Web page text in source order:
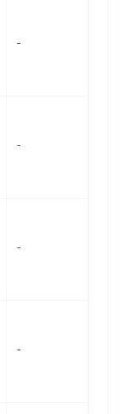
-
-
-
-